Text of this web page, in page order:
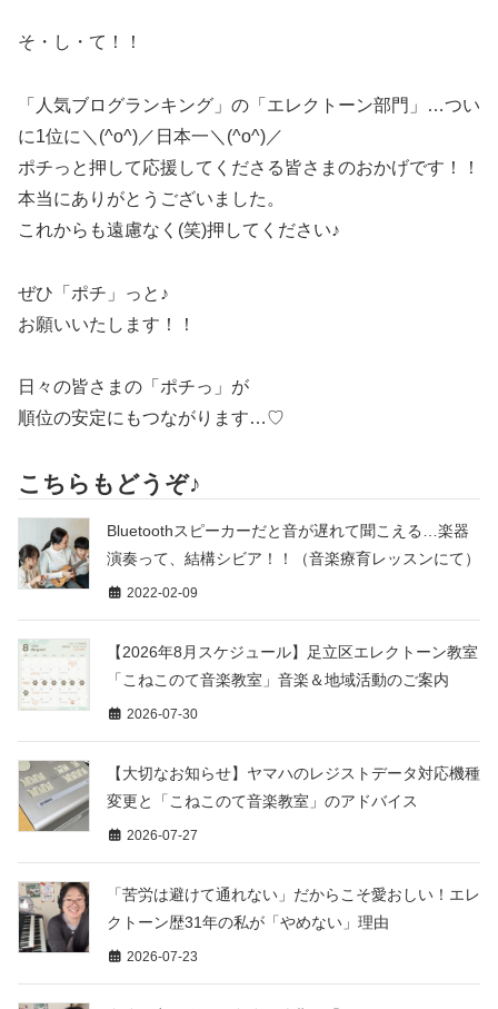
そ・し・て！！
「人気ブログランキング」の「エレクトーン部門」…つい
に1位に＼(^o^)／日本一＼(^o^)／
ポチっと押して応援してくださる皆さまのおかげです！！
本当にありがとうございました。
これからも遠慮なく(笑)押してください♪
ぜひ「ポチ」っと♪
お願いいたします！！
日々の皆さまの「ポチっ」が
順位の安定にもつながります…♡
こちらもどうぞ♪
Bluetoothスピーカーだと音が遅れて聞こえる…楽器
演奏って、結構シビア！！（音楽療育レッスンにて）
2022-02-09
【2026年8月スケジュール】足立区エレクトーン教室
「こねこのて音楽教室」音楽＆地域活動のご案内
2026-07-30
【大切なお知らせ】ヤマハのレジストデータ対応機種
変更と「こねこのて音楽教室」のアドバイス
2026-07-27
「苦労は避けて通れない」だからこそ愛おしい！エレ
クトーン歴31年の私が「やめない」理由
2026-07-23